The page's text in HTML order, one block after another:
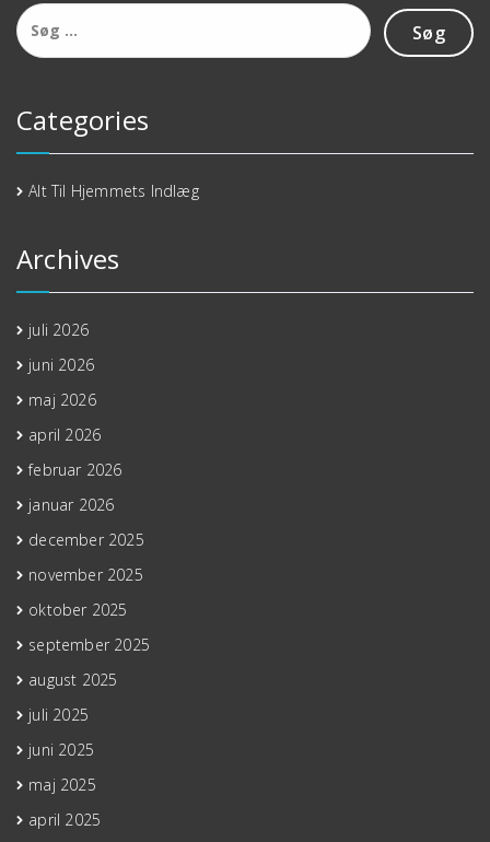
Søg
efter:
Categories
Alt Til Hjemmets Indlæg
Archives
juli 2026
juni 2026
maj 2026
april 2026
februar 2026
januar 2026
december 2025
november 2025
oktober 2025
september 2025
august 2025
juli 2025
juni 2025
maj 2025
april 2025